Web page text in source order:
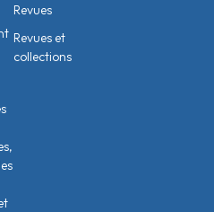
Revues
Revues et
collections